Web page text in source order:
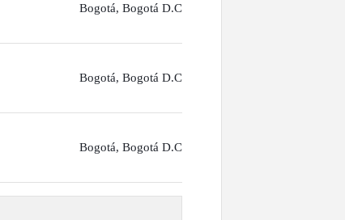
Bogotá, Bogotá D.C
Bogotá, Bogotá D.C
Bogotá, Bogotá D.C